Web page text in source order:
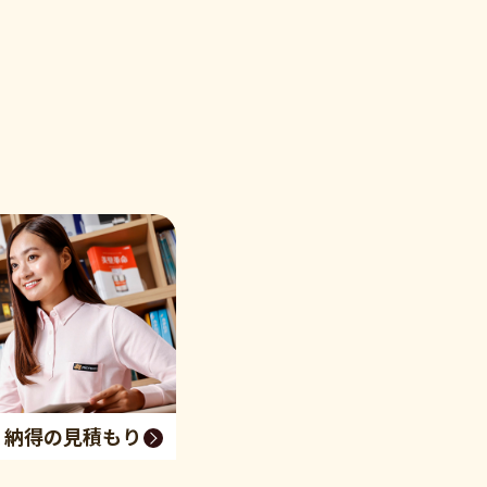
得の見積もり